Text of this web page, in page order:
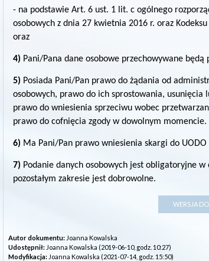
- na podstawie Art. 6 ust. 1 lit. c ogólnego
osobowych z dnia 27 kwietnia 2016 r. oraz
oraz
4) Pani/Pana dane osobowe przechowywane będą
5) Posiada Pani/Pan prawo do żądania od
osobowych, prawo do ich sprostowania, usunięcia
prawo do wniesienia sprzeciwu wobec
prawo do cofnięcia zgody w dowolnym momencie.
6) Ma Pani/Pan prawo wniesienia skargi do UODO
7) Podanie danych osobowych jest obligatoryjne
pozostałym zakresie jest dobrowolne.
Autor dokumentu: Joanna Kowalska
Udostępnił: Joanna Kowalska (2019-06-10, godz. 10:27)
Modyfikacja: Joanna Kowalska (2021-07-14, godz. 15:50)